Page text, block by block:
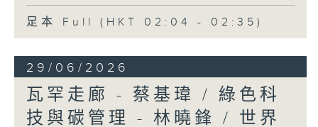
足本 Full (HKT 02:04 - 02:35)
29/06/2026
瓦罕走廊 - 蔡基瑋 / 綠色科
技與碳管理 - 林曉鋒 / 世界